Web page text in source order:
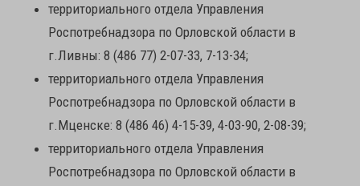
территориального отдела Управления
Роспотребнадзора по Орловской области в
г.Ливны: 8 (486 77) 2-07-33, 7-13-34;
территориального отдела Управления
Роспотребнадзора по Орловской области в
г.Мценске: 8 (486 46) 4-15-39, 4-03-90, 2-08-39;
территориального отдела Управления
Роспотребнадзора по Орловской области в